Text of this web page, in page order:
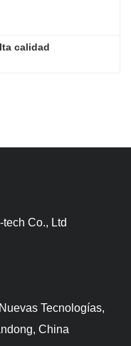
calidad
Co., Ltd
Tecnologías,
China